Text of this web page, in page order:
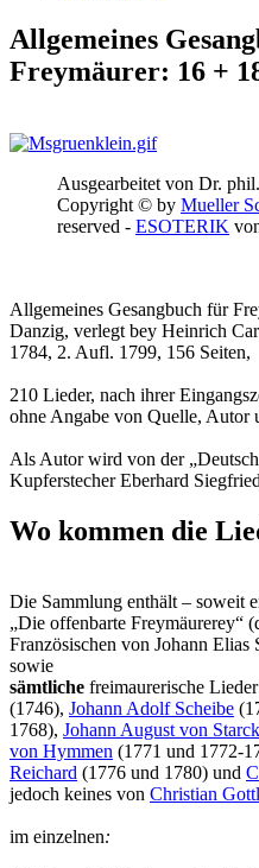
Allgemeines
Freymäurer: 16 +
Ausgearbeitet von Dr. phil.
Copyright © by Mueller
reserved - ESOTERIK
Allgemeines Gesangbuch für
Danzig, verlegt bey Heinrich
1784, 2. Aufl. 1799, 156 Seiten,
210 Lieder, nach ihrer
ohne Angabe von Quelle, Autor
Als Autor wird von der
Kupferstecher Eberhard
Wo kommen die
Die Sammlung enthält – soweit
„Die offenbarte Freymäurerey“
Französischen von Johann Elias
sowie
sämtliche freimaurerische
(1746), Johann Adolf Scheibe
1768), Johann August von Starck
von Hymmen (1771 und 1772-
Reichard (1776 und 1780) und
jedoch keines von Christian
im einzelnen: